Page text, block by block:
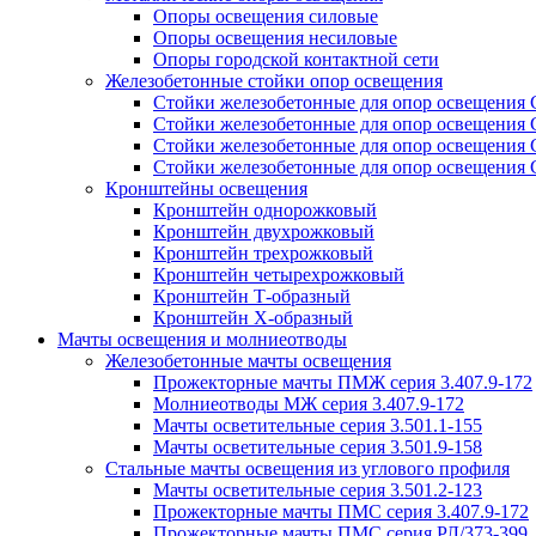
Опоры освещения силовые
Опоры освещения несиловые
Опоры городской контактной сети
Железобетонные стойки опор освещения
Стойки железобетонные для опор
Стойки железобетонные для опор
Стойки железобетонные для опор
Стойки железобетонные для опор освещения
Кронштейны освещения
Кронштейн однорожковый
Кронштейн двухрожковый
Кронштейн трехрожковый
Кронштейн четырехрожковый
Кронштейн Т-образный
Кронштейн Х-образный
Мачты освещения и молниеотводы
Железобетонные мачты освещения
Прожекторные мачты ПМЖ серия 3.407.9-172
Молниеотводы МЖ серия 3.407.9-172
Мачты осветительные серия 3.501.1-155
Мачты осветительные серия 3.501.9-158
Стальные мачты освещения из углового профиля
Мачты осветительные серия 3.501.2-123
Прожекторные мачты ПМС серия 3.407.9-172